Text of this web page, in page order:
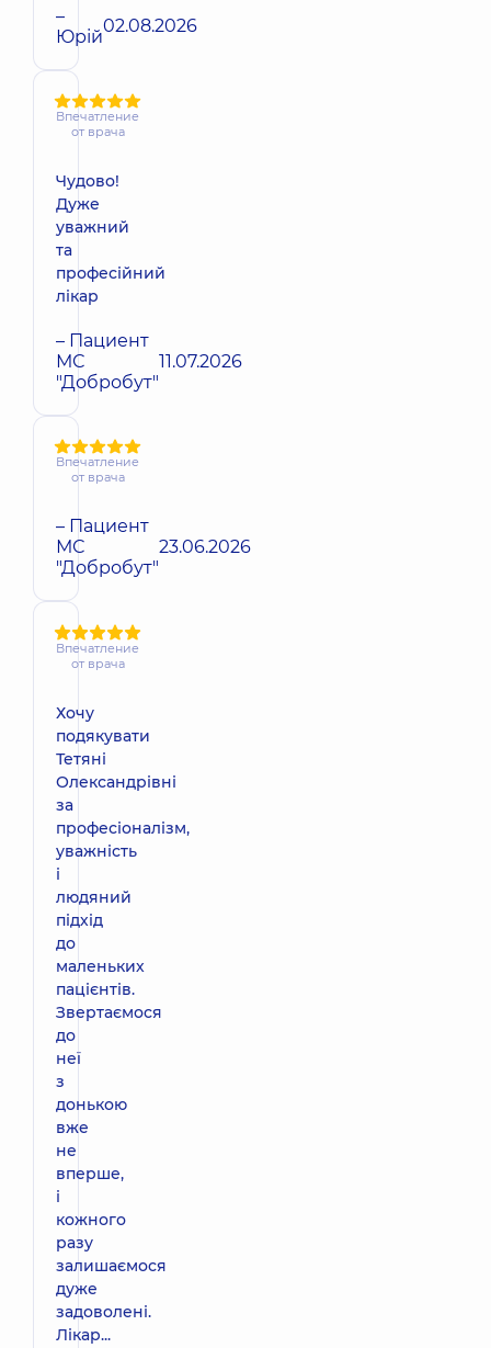
–
Юрій02.08.2026
Впечатление
от врача
Чудово!
Дуже
уважний
та
професійний
лікар
– Пациент
МС
"Добробут"
11.07.2026
Впечатление
от врача
– Пациент
МС
"Добробут"
23.06.2026
Впечатление
от врача
Хочу
подякувати
Тетяні
Олександрівні
за
професіоналізм,
уважність
і
людяний
підхід
до
маленьких
пацієнтів.
Звертаємося
до
неї
з
донькою
вже
не
вперше,
і
кожного
разу
залишаємося
дуже
задоволені.
Лікар...